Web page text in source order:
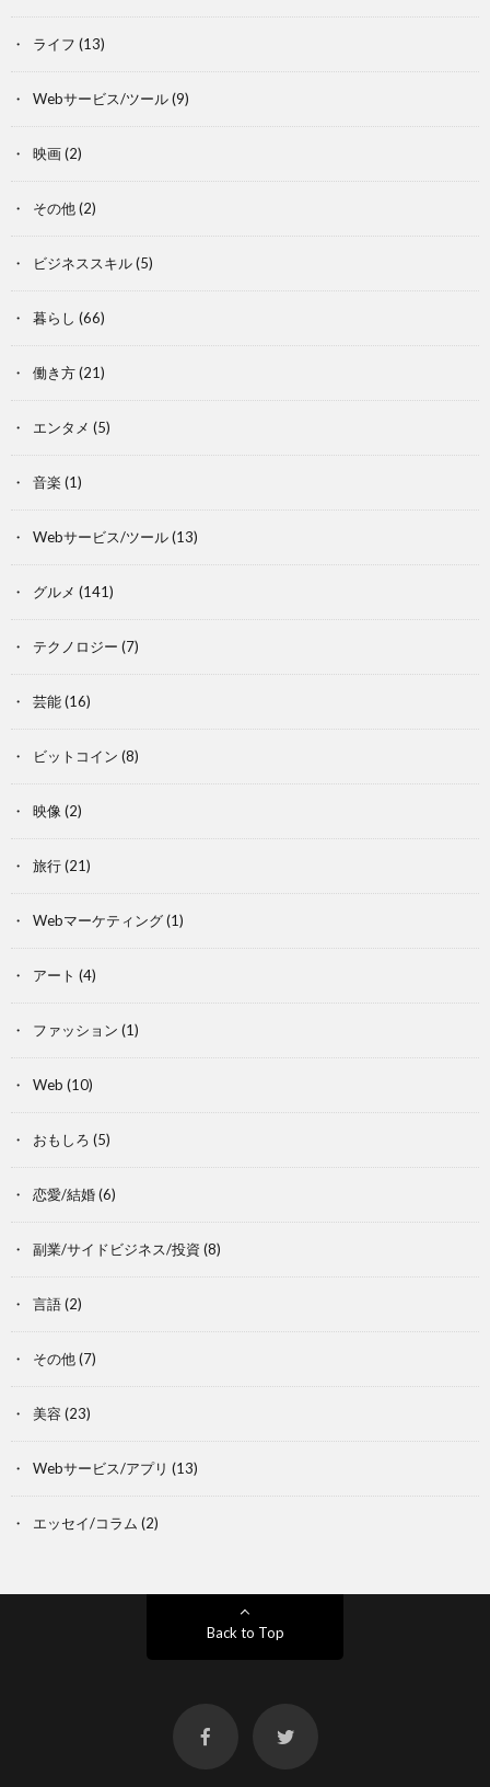
ライフ (13)
Webサービス/ツール(9)
映画(2)
その他(2)
ビジネススキル(5)
暮らし (66)
働き方(21)
エンタメ (5)
音楽 (1)
Webサービス/ツール(13)
グルメ (141)
テクノロジー (7)
芸能(16)
ビットコイン (8)
映像 (2)
旅行(21)
Webマーケティング(1)
アート (4)
ファッション (1)
Web (10)
おもしろ (5)
恋愛/結婚(6)
副業/サイドビジネス/投資 (8)
言語(2)
その他(7)
美容 (23)
Webサービス/アプリ (13)
エッセイ/コラム (2)
Back to Top